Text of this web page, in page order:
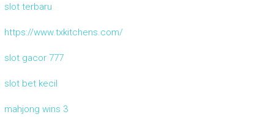
slot terbaru
https://www.txkitchens.com/
slot gacor 777
slot bet kecil
mahjong wins 3